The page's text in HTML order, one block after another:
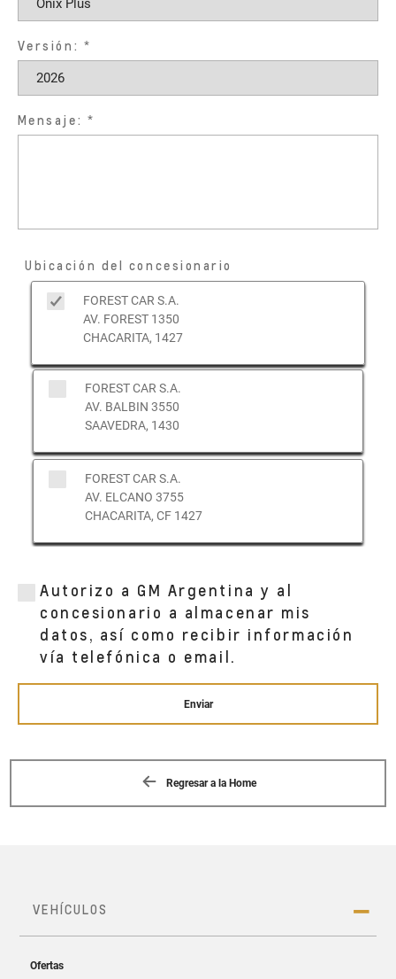
Versión:
Mensaje:
Ubicación del concesionario
FOREST CAR S.A.
AV. FOREST 1350
CHACARITA, 1427
FOREST CAR S.A.
AV. BALBIN 3550
SAAVEDRA, 1430
FOREST CAR S.A.
AV. ELCANO 3755
CHACARITA, CF 1427
HIPOLITO YRIGOYEN 136
MORÓN, 1708
FOREST CAR S.A.
VILLA CRESPO, 1414
Autorizo a GM Argentina y al
concesionario a almacenar mis
datos, así como recibir información
vía telefónica o email.
Enviar
Regresar a la Home